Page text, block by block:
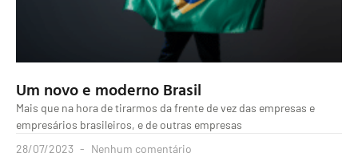
Um novo e moderno Brasil
Mais que na hora de tirarmos da frente de vez das empresas e
empresários brasileiros, e de outras empresas
28/07/2023
Nenhum comentário